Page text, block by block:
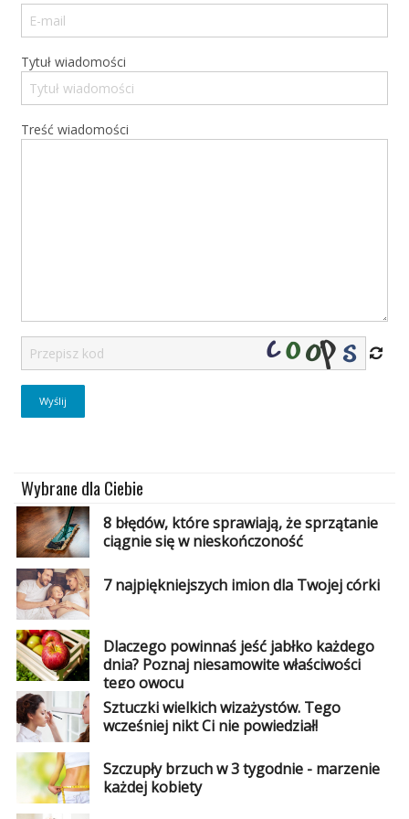
Tytuł wiadomości
Treść wiadomości
Wybrane dla Ciebie
8 błędów, które sprawiają, że sprzątanie
ciągnie się w nieskończoność
7 najpiękniejszych imion dla Twojej córki
Dlaczego powinnaś jeść jabłko każdego
dnia? Poznaj niesamowite właściwości
tego owocu
Sztuczki wielkich wizażystów. Tego
wcześniej nikt Ci nie powiedział!
Szczupły brzuch w 3 tygodnie - marzenie
każdej kobiety